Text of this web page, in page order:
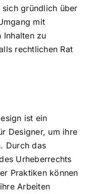
sich gründlich über
mit
Inhalten zu
rechtlichen Rat
ist ein
Designer, um ihre
Durch das
Urheberrechts
Praktiken können
Arbeiten